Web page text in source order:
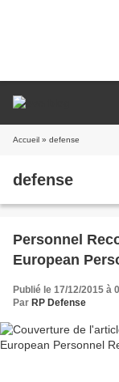
Accueil » defense
defense
Personnel
European
Publié le 17/12/2015 à
Par RP Defense